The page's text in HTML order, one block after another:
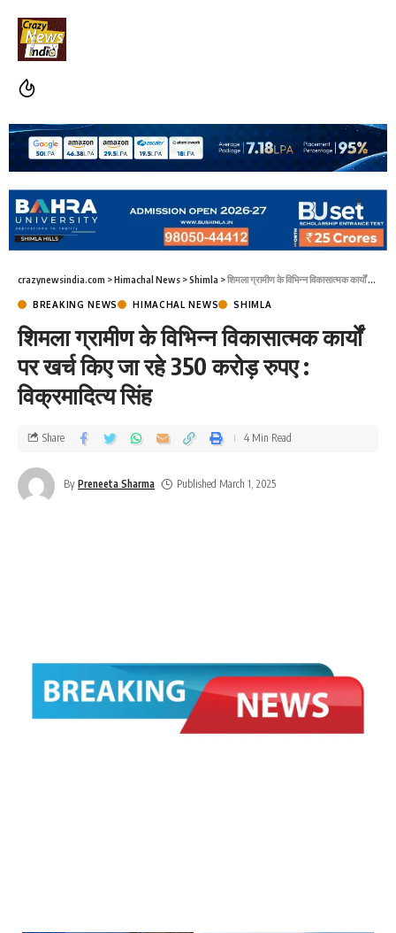
crazynewsindia.com >Himachal News >Shimla >शिमला ग्रामीण के विभिन्न विकासात्मक कार्यों पर खर्च किए जा रहे 350 करोड़ रुपए : विक्रमादित्य सिंह
BREAKING NEWS HIMACHAL NEWS SHIMLA
शिमला ग्रामीण के विभिन्न विकासात्मक कार्यों
पर खर्च किए जा रहे 350 करोड़ रुपए :
विक्रमादित्य सिंह
By Preneeta Sharma Published March 1, 2025
Share 4 Min Read